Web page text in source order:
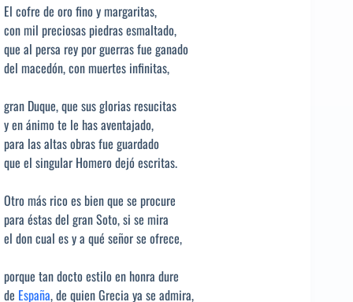
El cofre de oro fino y margaritas,
con mil preciosas piedras esmaltado,
que al persa rey por guerras fue ganado
del macedón, con muertes infinitas,
gran Duque, que sus glorias resucitas
y en ánimo te le has aventajado,
para las altas obras fue guardado
que el singular Homero dejó escritas.
Otro más rico es bien que se procure
para éstas del gran Soto, si se mira
el don cual es y a qué señor se ofrece,
porque tan docto estilo en honra dure
de España, de quien Grecia ya se admira,